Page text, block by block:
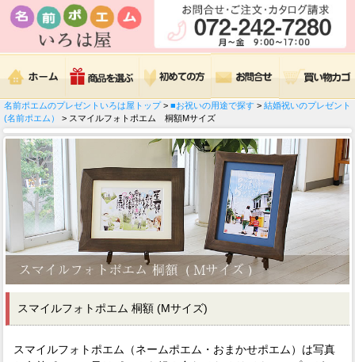
名前ポエムのプレゼントいろは屋トップ> ■お祝いの用途で探す > 結婚祝いのプレゼント
(名前ポエム）
> スマイルフォトポエム 桐額Mサイズ
スマイルフォトポエム 桐額 (Mサイズ)
スマイルフォトポエム（ネームポエム・おまかせポエム）は写真